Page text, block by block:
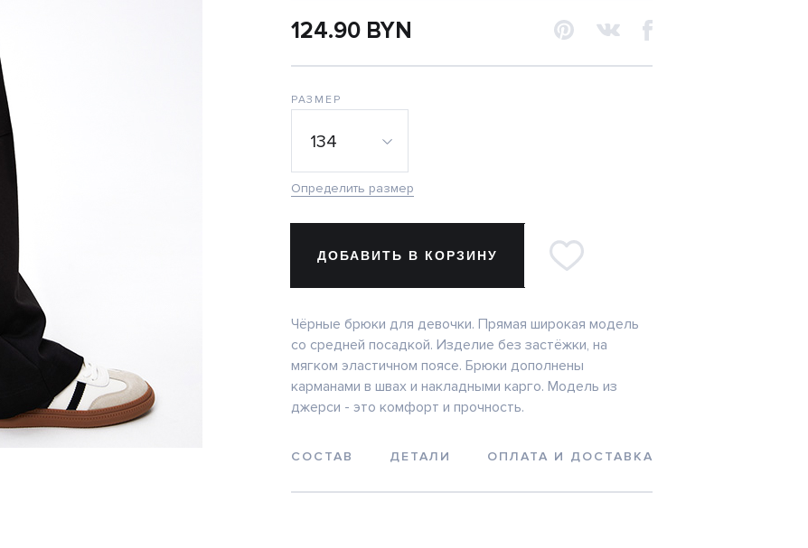
124.90 BYN
РАЗМЕР
134
Определить размер
ДОБАВИТЬ В КОРЗИНУ
Чёрные брюки для девочки. Прямая широкая модель
со средней посадкой. Изделие без застёжки, на
мягком эластичном поясе. Брюки дополнены
карманами в швах и накладными карго. Модель из
джерси - это комфорт и прочность.
СОСТАВ ДЕТАЛИ ОПЛАТА И ДОСТАВКА